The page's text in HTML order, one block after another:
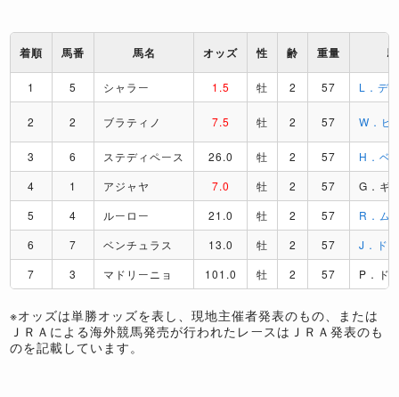
着順 馬番 馬名 オッズ 性 齢 重量
1 5 シャラー 1.5 牡 2 57 L．デ
2 2 ブラティノ 7.5 牡 2 57 W．ビ
3 6 ステディペース 26.0 牡 2 57
H．ベ
4
1 アジャヤ 7.0 牡 2 57
G．ギ
5
4 ルーロー 21.0 牡 2 57
R．ム
6
7 ベンチュラス 13.0 牡 2 57
J．ド
7
3 マドリーニョ 101.0 牡 2 57 P．ド
※オッズは単勝オッズを表し、現地主催者発表のもの、または
ＪＲＡによる海外競馬発売が行われたレースはＪＲＡ発表のも
のを記載しています。